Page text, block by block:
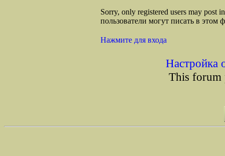
Sorry, only registered users may post
пользователи могут писать в этом
Нажмите для входа
Настройка
This